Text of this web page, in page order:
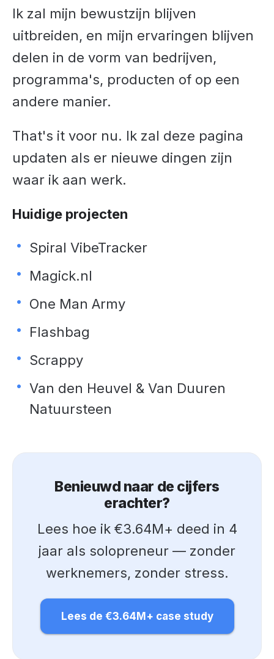
Ik zal mijn bewustzijn blijven
uitbreiden, en mijn ervaringen blijven
delen in de vorm van bedrijven,
programma's, producten of op een
andere manier.
That's it voor nu. Ik zal deze pagina
updaten als er nieuwe dingen zijn
waar ik aan werk.
Huidige projecten
Spiral VibeTracker
Magick.nl
One Man Army
Flashbag
Scrappy
Van den Heuvel & Van Duuren
Natuursteen
Benieuwd naar de cijfers
erachter?
Lees hoe ik €3.64M+ deed in 4
jaar als solopreneur — zonder
werknemers, zonder stress.
Lees de €3.64M+ case study